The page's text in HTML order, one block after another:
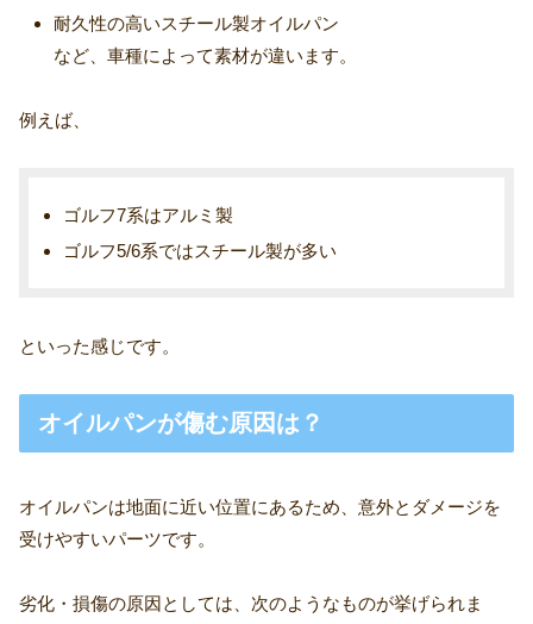
耐久性の高いスチール製オイルパン
など、車種によって素材が違います。
例えば、
ゴルフ7系はアルミ製
ゴルフ5/6系ではスチール製が多い
といった感じです。
オイルパンが傷む原因は？
オイルパンは地面に近い位置にあるため、意外とダメージを
受けやすいパーツです。
劣化・損傷の原因としては、次のようなものが挙げられま